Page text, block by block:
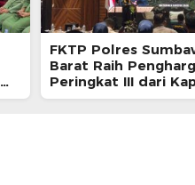
FKTP Polres
Barat Raih
Peringkat III dari
NTB Saat Rakernis